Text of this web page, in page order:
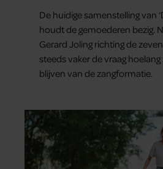
De huidige samenstelling van
houdt de gemoederen bezig.
Gerard Joling richting de
steeds vaker de vraag
blijven van de zangformatie.